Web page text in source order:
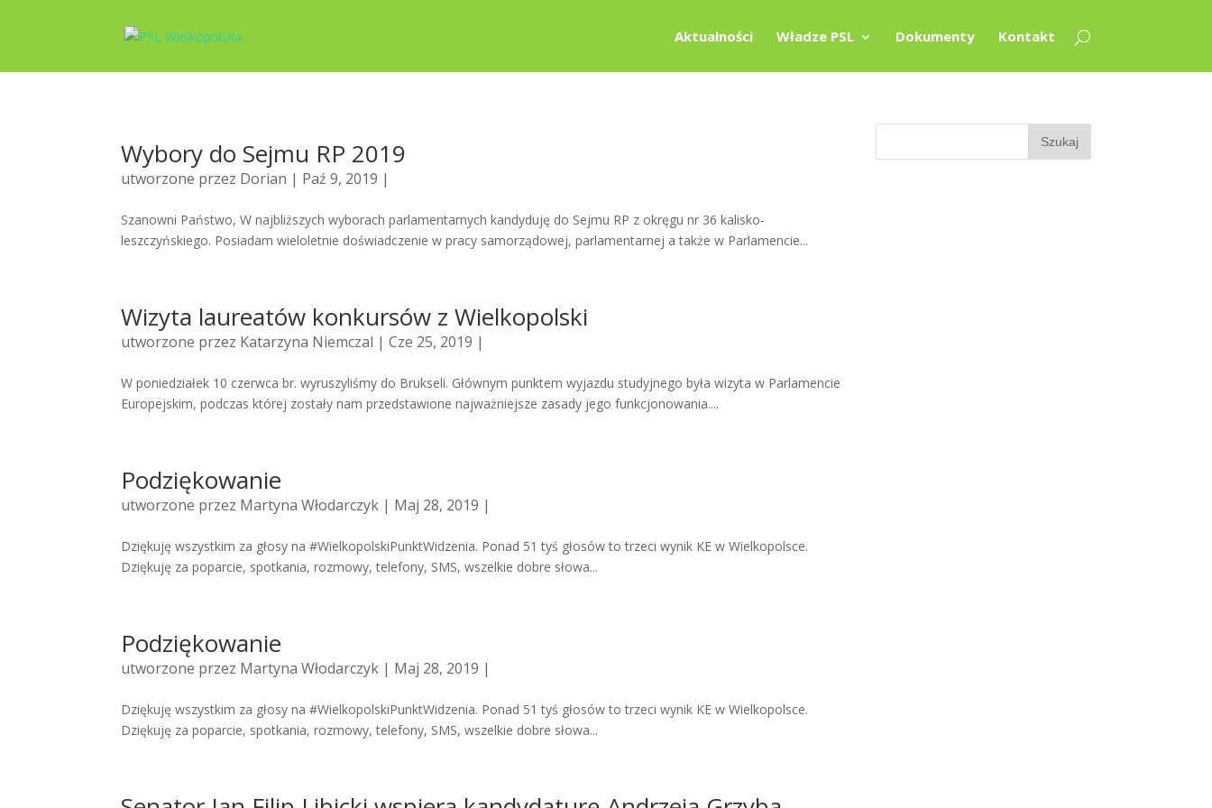
Aktualności Władze PSL Dokumenty Kontakt
Wybory do Sejmu RP 2019
utworzone przez Dorian | Paź 9, 2019 |
Szanowni Państwo, W najbliższych wyborach parlamentarnych kandyduję do Sejmu RP z okręgu nr 36 kalisko-
leszczyńskiego. Posiadam wieloletnie doświadczenie w pracy samorządowej, parlamentarnej a także w Parlamencie...
Wizyta laureatów konkursów z Wielkopolski
utworzone przez Katarzyna Niemczal | Cze 25, 2019 |
W poniedziałek 10 czerwca br. wyruszyliśmy do Brukseli. Głównym punktem wyjazdu studyjnego była wizyta w Parlamencie
Europejskim, podczas której zostały nam przedstawione najważniejsze zasady jego funkcjonowania....
Podziękowanie
utworzone przez Martyna Włodarczyk | Maj 28, 2019 |
Dziękuję wszystkim za głosy na #WielkopolskiPunktWidzenia. Ponad 51 tyś głosów to trzeci wynik KE w Wielkopolsce.
Dziękuję za poparcie, spotkania, rozmowy, telefony, SMS, wszelkie dobre słowa...
Podziękowanie
utworzone przez Martyna Włodarczyk | Maj 28, 2019 |
Dziękuję wszystkim za głosy na #WielkopolskiPunktWidzenia. Ponad 51 tyś głosów to trzeci wynik KE w Wielkopolsce.
Dziękuję za poparcie, spotkania, rozmowy, telefony, SMS, wszelkie dobre słowa...